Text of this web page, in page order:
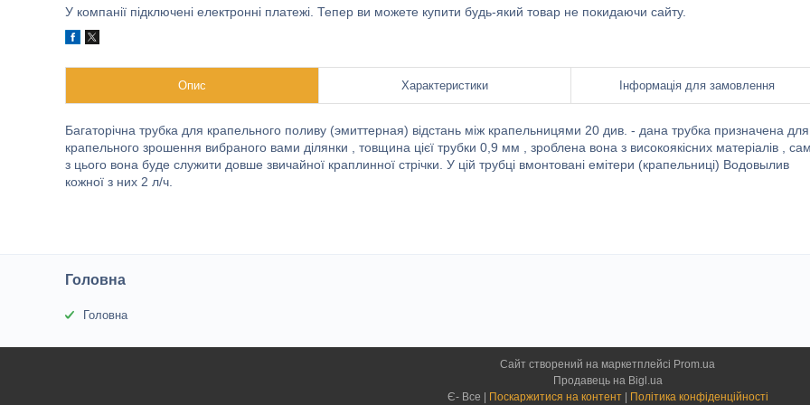
У компанії підключені електронні платежі. Тепер ви можете купити будь-який товар не покидаючи сайту.
Опис Характеристики Інформація для замовлення
Багаторічна трубка для крапельного поливу (эмиттерная) відстань між крапельницями 20 див. - дана трубка призначена для
крапельного зрошення вибраного вами ділянки , товщина цієї трубки 0,9 мм , зроблена вона з високоякісних матеріалів ,
з цього вона буде служити довше звичайної краплинної стрічки. У цій трубці вмонтовані емітери (крапельниці) Водовылив
кожної з них 2 л/ч.
Головна
Головна
Сайт створений на маркетплейсі Prom.ua
Продавець на Bigl.ua
Поскаржитися на контент Політика конфіденційності